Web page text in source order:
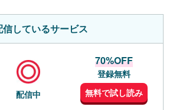
信しているサービス
配信中
70%OFF
登録無料
無料で試し読み